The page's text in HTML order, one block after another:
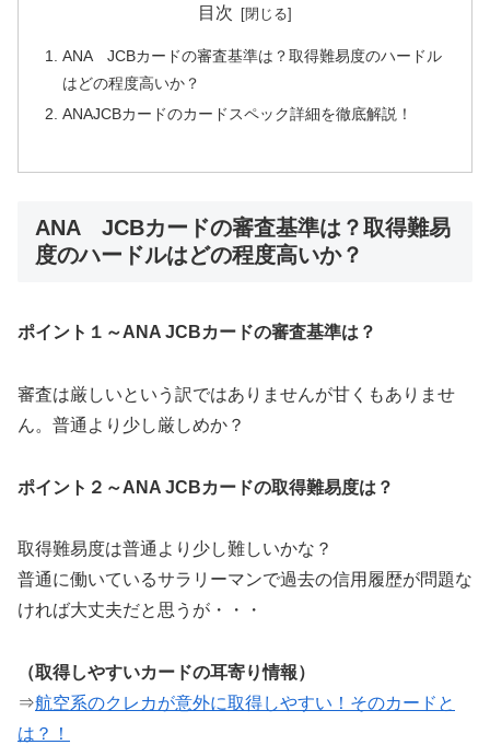
目次
ANA JCBカードの審査基準は？取得難易度のハードル
はどの程度高いか？
ANAJCBカードのカードスペック詳細を徹底解説！
ANA JCBカードの審査基準は？取得難易
度のハードルはどの程度高いか？
ポイント１～ANA JCBカードの審査基準は？
審査は厳しいという訳ではありませんが甘くもありませ
ん。普通より少し厳しめか？
ポイント２～ANA JCBカードの取得難易度は？
取得難易度は普通より少し難しいかな？
普通に働いているサラリーマンで過去の信用履歴が問題な
ければ大丈夫だと思うが・・・
（取得しやすいカードの耳寄り情報）
⇒航空系のクレカが意外に取得しやすい！そのカードと
は？！